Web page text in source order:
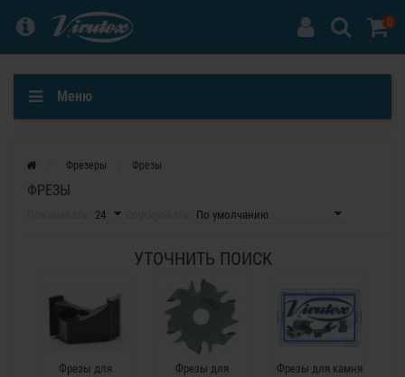
0
Меню
Фрезеры Фрезы
ФРЕЗЫ
УТОЧНИТЬ ПОИСК
Фрезы для
Фрезы для
Фрезы для камня